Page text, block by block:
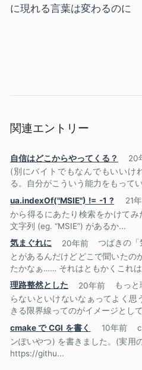
に現れる言葉は変わるのに
関連エントリー
自信はどこからやってくる？ 20
(別にバイトでもなんでもいいけ
る。自分がこういう能力をもって
ua.indexOf("MSIE") != -1 ?
21
から得るにあたり検索をかけて
文字列 (eg. “MSIE”) があるか...
気まぐれに
20年前
つばきの「
とがあるんだけどどこで聞いたの
たかなぁ…… それはともかくこれ
理路整然とした
20年前
もっ
らないといけないなぁってよく
きる限界線ってのがイメージとし
cmake で CGI を書く
10年前
ンぽいやつ) を書きました。(実用
https://githu...